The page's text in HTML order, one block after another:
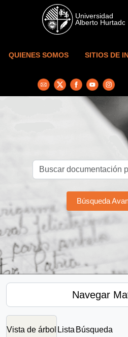
Skip to main content
QUIENES SOMOS SITIOS DE
Búsqueda
Navegar
Vista de árbol Lista Búsqueda